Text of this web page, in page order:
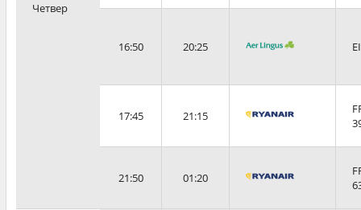
Четвер
16:50 20:25
17:45 21:15
21:50 01:20